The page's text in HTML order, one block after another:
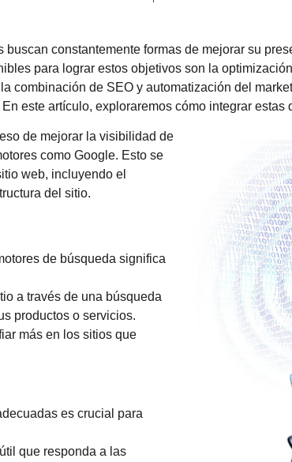
constantemente formas de mejorar su
para lograr estos objetivos son la
combinación de SEO y automatización del
este artículo, exploraremos cómo integrar estas
de mejorar la visibilidad de
como Google. Esto se
web, incluyendo el
del sitio.
de búsqueda significa
a través de una búsqueda
productos o servicios.
más en los sitios que
es crucial para
que responda a las